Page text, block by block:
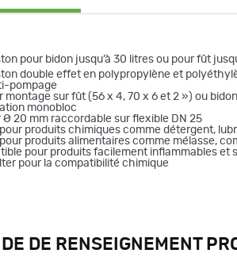
pour bidon jusqu’à 30 litres ou pour fût
double effet en polypropylène et
pompage
montage sur fût (56 x 4, 70 x 6 et 2 ») ou
monobloc
Ø 20 mm raccordable sur flexible DN 25
produits chimiques comme détergent,
produits alimentaires comme mélasse,
pour produits facilement inflammables et
pour la compatibilité chimique
DE RENSEIGNEMENT